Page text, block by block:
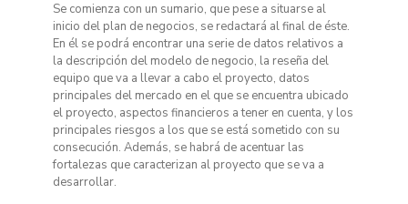
Se comienza con un sumario, que pese a situarse al
inicio del plan de negocios, se redactará al final de éste.
En él se podrá encontrar una serie de datos relativos a
la descripción del modelo de negocio, la reseña del
equipo que va a llevar a cabo el proyecto, datos
principales del mercado en el que se encuentra ubicado
el proyecto, aspectos financieros a tener en cuenta, y los
principales riesgos a los que se está sometido con su
consecución. Además, se habrá de acentuar las
fortalezas que caracterizan al proyecto que se va a
desarrollar.